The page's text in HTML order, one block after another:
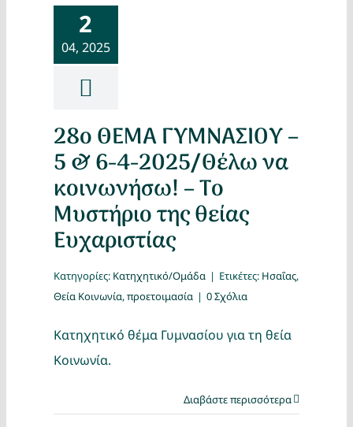
2
04, 2025
28ο ΘΕΜΑ ΓΥΜΝΑΣΙΟΥ –
5 & 6-4-2025/Θέλω να
κοινωνήσω! – Το
Μυστήριo της θείας
Ευχαριστίας
Κατηγορίες: Κατηχητικό/Ομάδα | Ετικέτες: Ησαΐας,
Θεία Κοινωνία,προετοιμασία | 0 Σχόλια
Κατηχητικό θέμα Γυμνασίου για τη θεία
Κοινωνία.
Διαβάστε περισσότερα